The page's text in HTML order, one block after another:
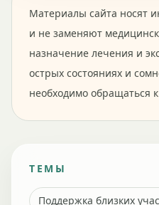
Материалы сайта носят
и не заменяют
назначение лечения и
острых состояниях и
необходимо обращаться
ТЕМЫ
Поддержка близких